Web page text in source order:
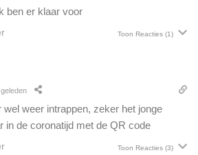
ben er klaar voor
Toon Reacties (1)
weer intrappen, zeker het jonge
in de coronatijd met de QR code
Toon Reacties (3)